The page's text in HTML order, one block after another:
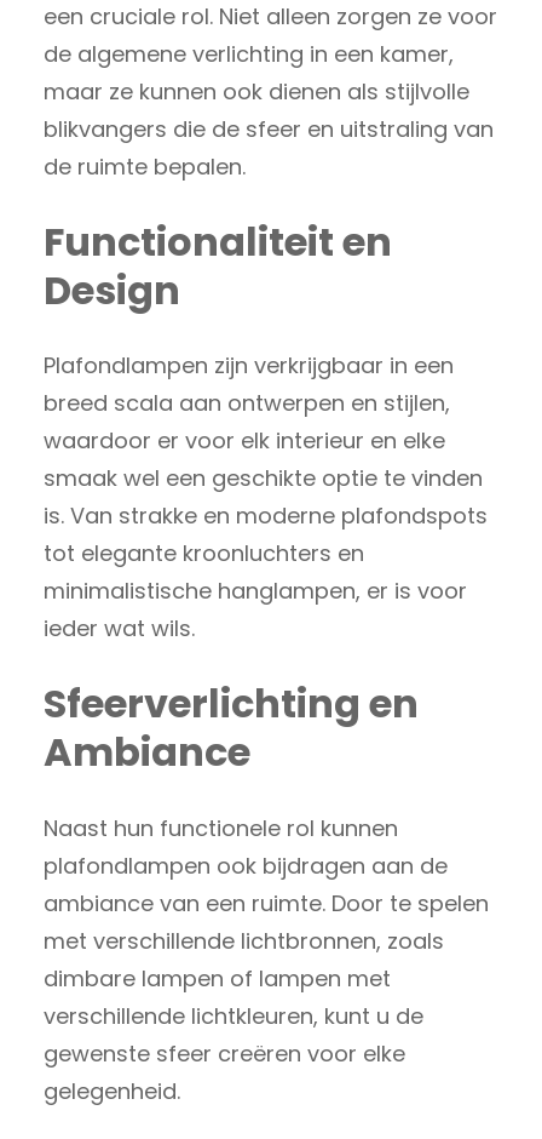
een cruciale rol. Niet alleen zorgen ze voor
de algemene verlichting in een kamer,
maar ze kunnen ook dienen als stijlvolle
blikvangers die de sfeer en uitstraling van
de ruimte bepalen.
Functionaliteit en
Design
Plafondlampen zijn verkrijgbaar in een
breed scala aan ontwerpen en stijlen,
waardoor er voor elk interieur en elke
smaak wel een geschikte optie te vinden
is. Van strakke en moderne plafondspots
tot elegante kroonluchters en
minimalistische hanglampen, er is voor
ieder wat wils.
Sfeerverlichting en
Ambiance
Naast hun functionele rol kunnen
plafondlampen ook bijdragen aan de
ambiance van een ruimte. Door te spelen
met verschillende lichtbronnen, zoals
dimbare lampen of lampen met
verschillende lichtkleuren, kunt u de
gewenste sfeer creëren voor elke
gelegenheid.